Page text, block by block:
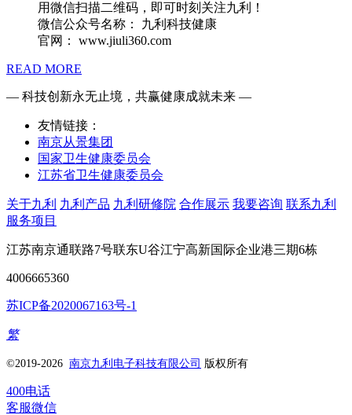
用微信扫描二维码，即可时刻关注九利！
微信公众号名称： 九利科技健康
官网： www.jiuli360.com
READ MORE
— 科技创新永无止境，共赢健康成就未来 —
友情链接：
南京从景集团
国家卫生健康委员会
江苏省卫生健康委员会
关于九利 九利产品 九利研修院 合作展示 我要咨询 联系九利
服务项目
江苏南京通联路7号联东U谷江宁高新国际企业港三期6栋
4006665360
苏ICP备2020067163号-1
繁
©2019-2026 南京九利电子科技有限公司 版权所有
400电话
客服微信